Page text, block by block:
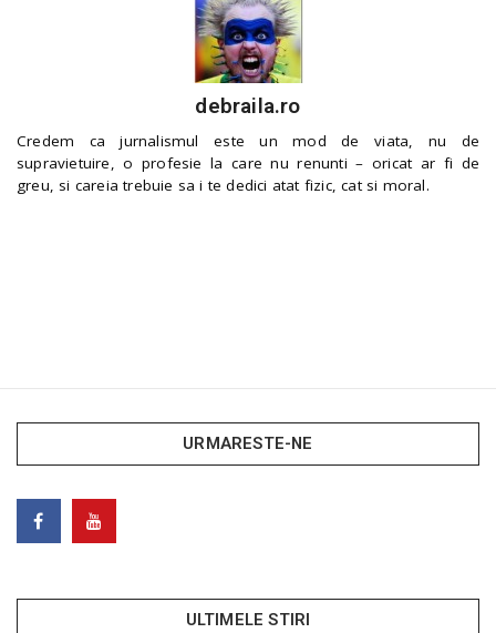
debraila.ro
Credem ca jurnalismul este un mod de viata, nu de
supravietuire, o profesie la care nu renunti – oricat ar fi de
greu, si careia trebuie sa i te dedici atat fizic, cat si moral.
URMARESTE-NE
ULTIMELE STIRI